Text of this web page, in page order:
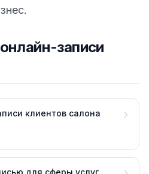
записи
клиентов салона
для сферы услуг